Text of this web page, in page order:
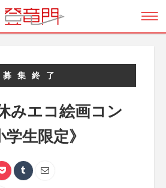
募集終了
みエコ絵画コン
生限定》